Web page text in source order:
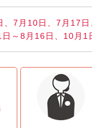
、7月10日、7月17
日～8月16日、10月1